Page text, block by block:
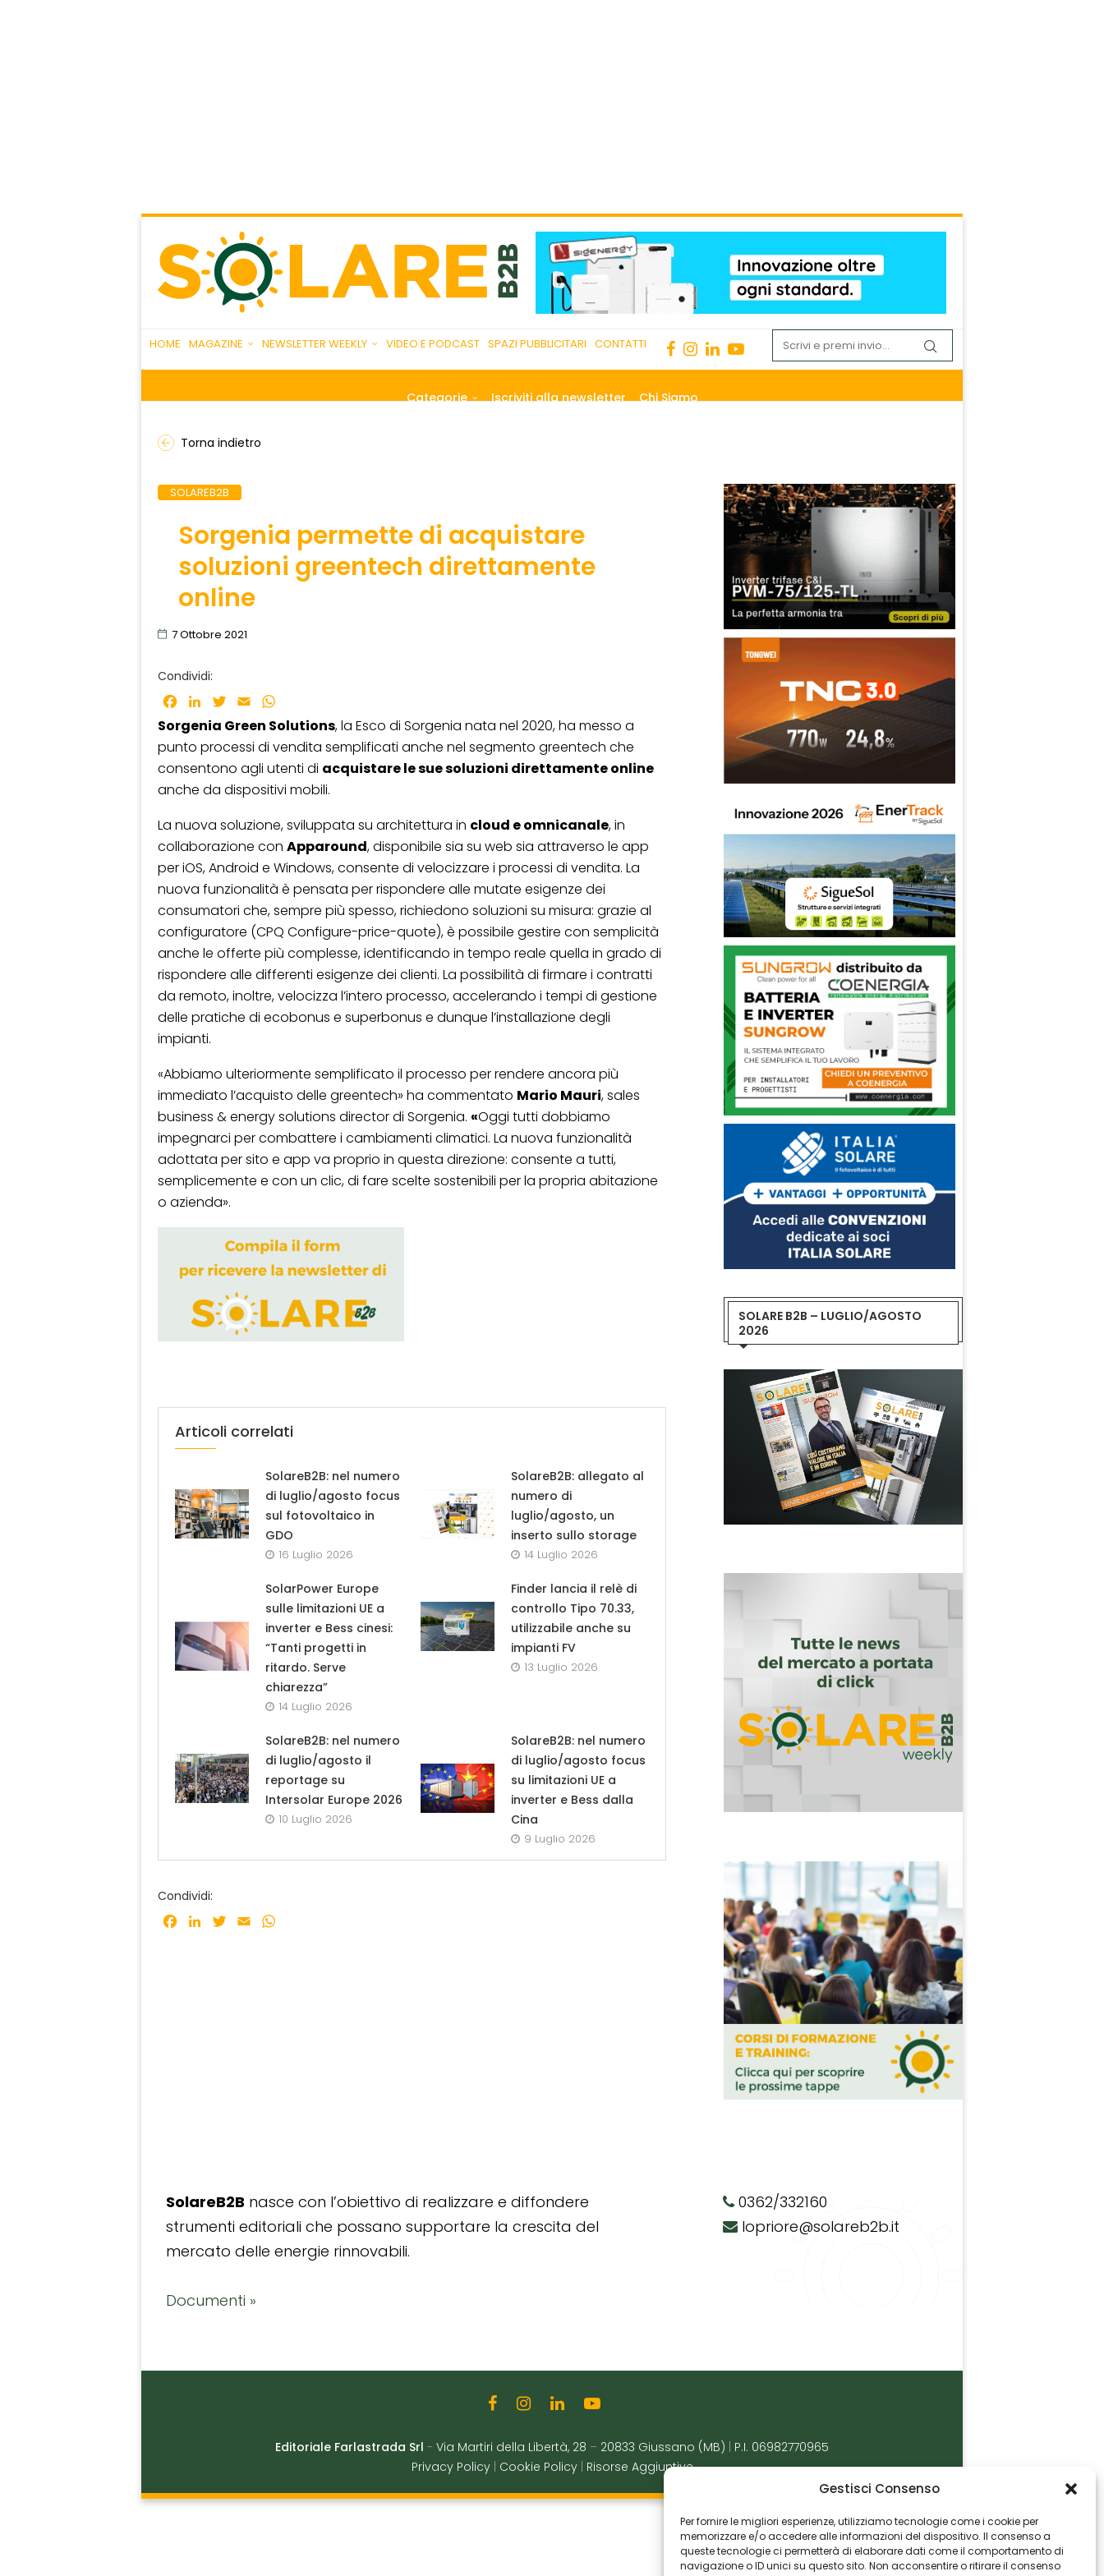
Gestisci Consenso
Per fornire le migliori esperienze, utilizziamo tecnologie come i cookie per
memorizzare e/o accedere alle informazioni del dispositivo. Il consenso a
queste tecnologie ci permetterà di elaborare dati come il comportamento di
navigazione o ID unici su questo sito. Non acconsentire o ritirare il consenso
HOME MAGAZINE NEWSLETTER WEEKLY VIDEO E PODCAST SPAZI PUBBLICITARI CONTATTI
Categorie Iscriviti alla newsletter Chi Siamo
Torna indietro
SOLAREB2B
Sorgenia permette di acquistare
soluzioni greentech direttamente
online
7 Ottobre 2021
Condividi:
Facebook
LinkedInTwitter
Email
Sorgenia Green Solutions, la Esco di Sorgenia nata nel 2020, ha messo a
punto processi di vendita semplificati anche nel segmento greentech che
consentono agli utenti di acquistare le sue soluzioni direttamente online
anche da dispositivi mobili.
La nuova soluzione, sviluppata su architettura in cloud e omnicanale, in
collaborazione con Apparound, disponibile sia su web sia attraverso le app
per iOS, Android e Windows, consente di velocizzare i processi di vendita. La
nuova funzionalità è pensata per rispondere alle mutate esigenze dei
consumatori che, sempre più spesso, richiedono soluzioni su misura: grazie al
configuratore (CPQ Configure-price-quote), è possibile gestire con semplicità
anche le offerte più complesse, identificando in tempo reale quella in grado di
rispondere alle differenti esigenze dei clienti. La possibilità di firmare i contratti
da remoto, inoltre, velocizza l’intero processo, accelerando i tempi di gestione
delle pratiche di ecobonus e superbonus e dunque l’installazione degli
impianti.
«Abbiamo ulteriormente semplificato il processo per rendere ancora più
immediato l’acquisto delle greentech» ha commentato Mario Mauri, sales
business & energy solutions director di Sorgenia. «Oggi tutti dobbiamo
impegnarci per combattere i cambiamenti climatici. La nuova funzionalità
adottata per sito e app va proprio in questa direzione: consente a tutti,
semplicemente e con un clic, di fare scelte sostenibili per la propria abitazione
o azienda».
Articoli correlati
SolareB2B: nel numero
di luglio/agosto focus
sul fotovoltaico in
GDO
16 Luglio 2026
SolareB2B: allegato al
numero di
luglio/agosto, un
inserto sullo storage
14 Luglio 2026
SolarPower Europe
sulle limitazioni UE a
inverter e Bess cinesi:
“Tanti progetti in
ritardo. Serve
chiarezza”
14 Luglio 2026
Finder lancia il relè di
controllo Tipo 70.33,
utilizzabile anche su
impianti FV
13 Luglio 2026
SolareB2B: nel numero
di luglio/agosto il
reportage su
Intersolar Europe 2026
10 Luglio 2026
SolareB2B: nel numero
di luglio/agosto focus
su limitazioni UE a
inverter e Bess dalla
Cina
9 Luglio 2026
Condividi:
Facebook
LinkedInTwitter
Email
SOLARE B2B – LUGLIO/AGOSTO
2026
SolareB2B nasce con l’obiettivo di realizzare e diffondere
strumenti editoriali che possano supportare la crescita del
mercato delle energie rinnovabili.
Documenti »
0362/332160
lopriore@solareb2b.it
Editoriale Farlastrada Srl - Via Martiri della Libertà, 28 – 20833 Giussano (MB)
P.I. 06982770965
Privacy Policy
Cookie Policy Risorse Aggiuntive